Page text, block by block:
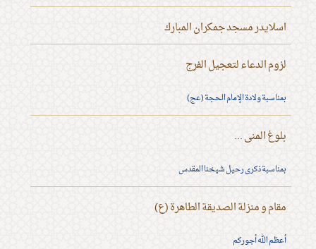
اسلايدر مسجد جمكران المبارك
لزوم الدعاء لتعجيل الفرج
بمناسبة ولادة الإمام الحجة (عج)
بلوغ المنى ...
بمناسبة ذكرى رحيل شيخنا المقدس
مقام و منزلة الصديقة الطاهرة (ع)
أعظم الله أجوركم